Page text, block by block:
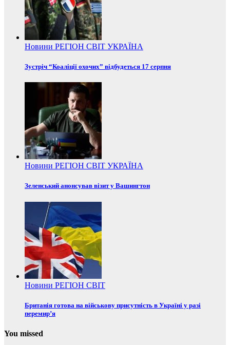
Новини РЕГІОН СВІТ УКРАЇНА
Зустріч “Коаліції охочих” відбудеться 17 серпня
Новини РЕГІОН СВІТ УКРАЇНА
Зеленський анонсував візит у Вашингтон
Новини РЕГІОН СВІТ
Британія готова на військову присутність в Україні у разі
перемир’я
You missed